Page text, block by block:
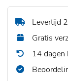
Levertijd
Gratis
14 dagen